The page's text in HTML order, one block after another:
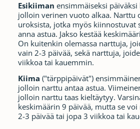
Esikiiman ensimmäiseksi päiväksi
jolloin verinen vuoto alkaa. Narttu
uroksista, jotka myös kiinnostuvat
anna astua. Jakso kestää
On kuitenkin olemassa narttuja,
vain 2-3 päivää, sekä narttuja,
viikkoa tai kauemmin.
Kiima ("tärppipäivät")
jolloin narttu antaa astua.
jolloin narttu taas kieltäytyy.
keskimäärin 9 päivää, mutta se voi
2-3 päivää tai jopa 3 viikkoa tai